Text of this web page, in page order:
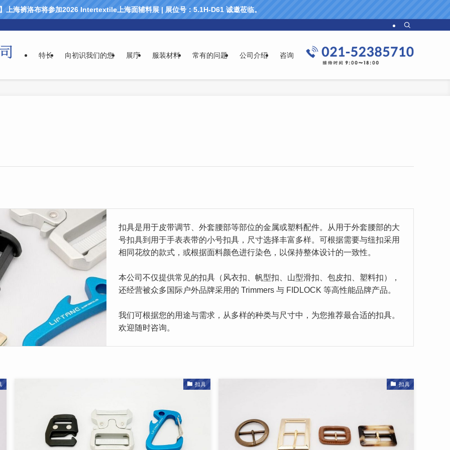
上海裤洛布将参加2026 Intertextile上海面辅料展 | 展位号：5.1H-D61 诚邀莅临。
特长 向初识我们的您 展庁 服装材料 常有的问题 公司介绍 咨询
扣具是用于皮带调节、外套腰部等部位的金属或塑料配件。从用于外套腰部的大
号扣具到用于手表表带的小号扣具，尺寸选择丰富多样。可根据需要与纽扣采用
相同花纹的款式，或根据面料颜色进行染色，以保持整体设计的一致性。
本公司不仅提供常见的扣具（风衣扣、帆型扣、山型滑扣、包皮扣、塑料扣），
还经营被众多国际户外品牌采用的 Trimmers 与 FIDLOCK 等高性能品牌产品。
我们可根据您的用途与需求，从多样的种类与尺寸中，为您推荐最合适的扣具。
欢迎随时咨询。
扣具 扣具